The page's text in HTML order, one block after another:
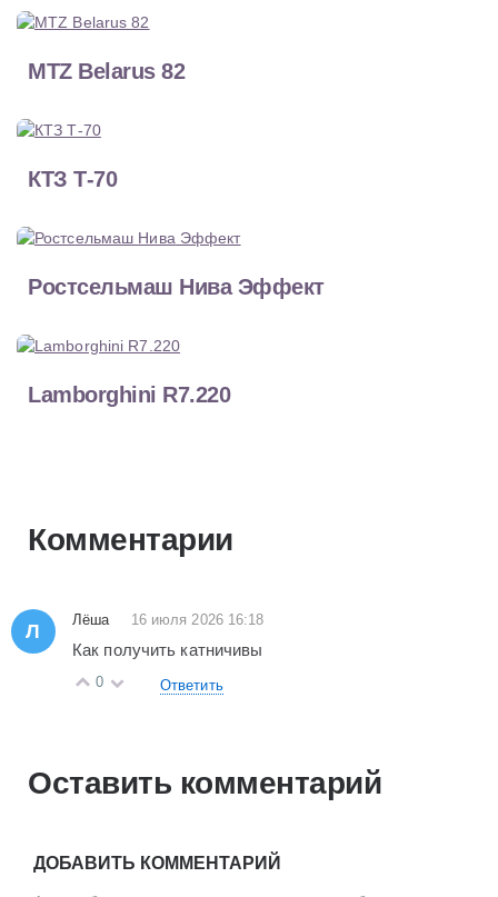
MTZ Belarus 82
КТЗ Т-70
Ростсельмаш Нива Эффект
Lamborghini R7.220
Комментарии
Л
Лёша 16 июля 2026 16:18
Как получить катничивы
0 Ответить
Оставить комментарий
ДОБАВИТЬ КОММЕНТАРИЙ